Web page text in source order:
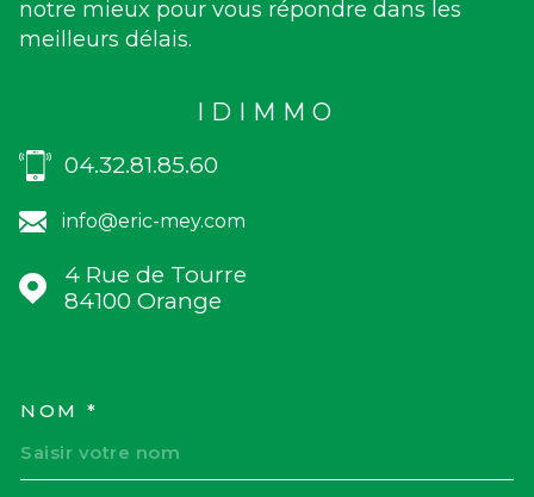
notre mieux pour vous répondre dans les
meilleurs délais.
IDIMMO
04.32.81.85.60
info@eric-mey.com
4 Rue de Tourre
84100
Orange
NOM *